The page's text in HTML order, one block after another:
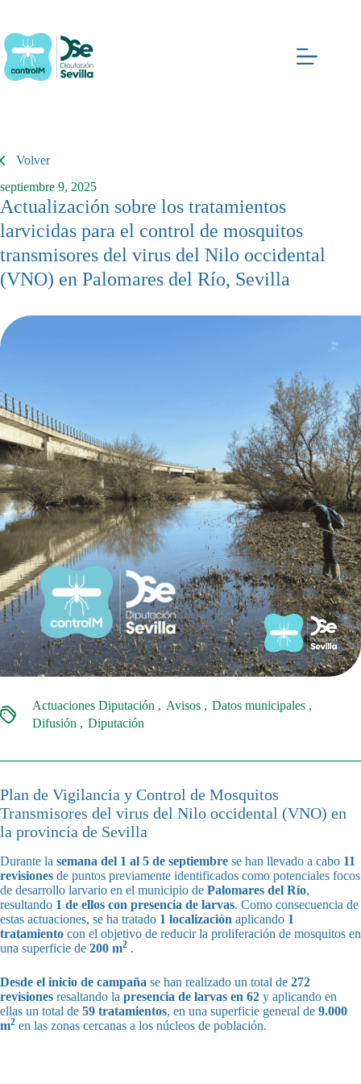
contenido
Volver
septiembre 9, 2025
Actualización sobre los tratamientos
larvicidas para el control de mosquitos
transmisores del virus del Nilo occidental
(VNO) en Palomares del Río, Sevilla
Actuaciones Diputación Avisos
Datos municipales
Difusión
Diputación
Plan de Vigilancia y Control de Mosquitos
Transmisores del virus del Nilo occidental (VNO) en
la provincia de Sevilla
Durante la semana del 1 al 5 de septiembre se han llevado a cabo 11
revisiones de puntos previamente identificados como potenciales focos
de desarrollo larvario en el municipio de Palomares del Río,
resultando 1 de ellos con presencia de larvas. Como consecuencia de
estas actuaciones, se ha tratado 1 localización aplicando 1
tratamiento con el objetivo de reducir la proliferación de mosquitos en
una superficie de 200 m2 .
Desde el inicio de campaña se han realizado un total de 272
revisiones resaltando la presencia de larvas en 62 y aplicando en
ellas un total de 59 tratamientos, en una superficie general de 9.000
m2 en las zonas cercanas a los núcleos de población.